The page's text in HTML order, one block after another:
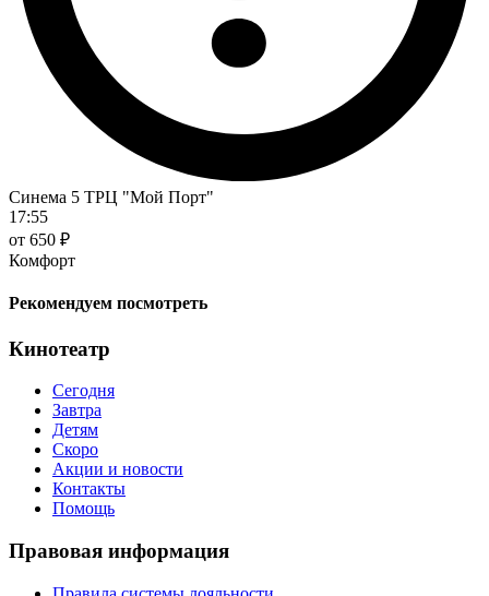
Синема 5 ТРЦ "Мой Порт"
17:55
от 650 ₽
Комфорт
Рекомендуем посмотреть
Кинотеатр
Сегодня
Завтра
Детям
Скоро
Акции и новости
Контакты
Помощь
Правовая информация